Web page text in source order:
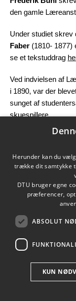
den gamle
Under studiet skrev
Faber (1810- 1877)
se et tekstuddrag
Ved indvielsen af
i 1890, var der
sunget af
skuespillere.
Opdateret af Annette
Herunder kan du
trække dit samtykke
DTU bruger egne
præferencer,
ABSOLUT
KUN